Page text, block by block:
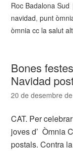
Roc Badalona Sud
navidad,punt
òmnia cc la salut
Bones
Navidad
20 de desembre
CAT. Per
joves d’ Òmnia
postals. Contra